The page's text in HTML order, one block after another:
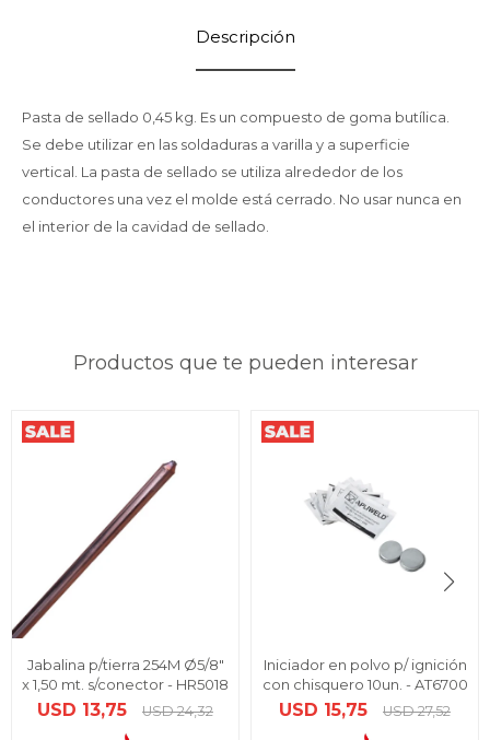
Descripción
Pasta de sellado 0,45 kg. Es un compuesto de goma butílica.
Se debe utilizar en las soldaduras a varilla y a superficie
vertical. La pasta de sellado se utiliza alrededor de los
conductores una vez el molde está cerrado. No usar nunca en
el interior de la cavidad de sellado.
Productos que te pueden interesar
Jabalina p/tierra 254M Ø5/8"
x 1,50 mt. s/conector - HR5018
USD 13,75 USD 24,32
Iniciador en polvo p/ ignición
con chisquero 10un. - AT6700
USD 15,75 USD 27,52